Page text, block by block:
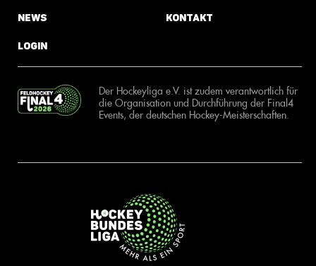
News
Login
Kontakt
Der Hockeyliga e.V. ist zudem verantwortlich für
die Organisation und Durchführung der Final4
Events, der deutschen Hockey-Meisterschaften.